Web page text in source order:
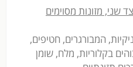
שני, מזונות מסוימים
המבורגרים, חטיפים,
בקלוריות, מלח, שומן